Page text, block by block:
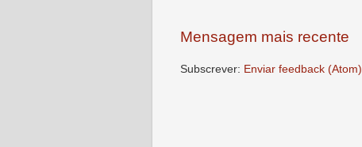
Mensagem mais recente
Subscrever: Enviar feedback (Atom)